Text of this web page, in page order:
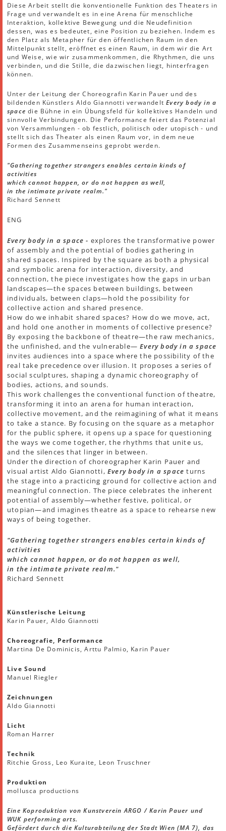
Diese Arbeit stellt die konventionelle Funktion des Theaters in
Frage und verwandelt es in eine Arena für menschliche
Interaktion, kollektive Bewegung und die Neudefinition
dessen, was es bedeutet, eine Position zu beziehen. Indem es
den Platz als Metapher für den öffentlichen Raum in den
Mittelpunkt stellt, eröffnet es einen Raum, in dem wir die Art
und Weise, wie wir zusammenkommen, die Rhythmen, die uns
verbinden, und die Stille, die dazwischen liegt, hinterfragen
können.
Unter der Leitung der Choreografin Karin Pauer und des
bildenden Künstlers Aldo Giannotti verwandeltEvery body in a
space die Bühne in ein Übungsfeld für kollektives Handeln und
sinnvolle Verbindungen. Die Performance feiert das Potenzial
von Versammlungen - ob festlich, politisch oder utopisch - und
stellt sich das Theater als einen Raum vor, in dem neue
Formen des Zusammenseins geprobt werden.
"Gathering together strangers enables certain kinds of
activities
which cannot happen, or do not happen as well,
in the intimate private realm."
Richard Sennett
ENG
Every body in a space - explores the transformative power
of assembly and the potential of bodies gathering in
shared spaces. Inspired by the square as both a physical
and symbolic arena for interaction, diversity, and
connection, the piece investigates how the gaps in urban
landscapes—the spaces between buildings, between
individuals, between claps—hold the possibility for
collective action and shared presence.
How do we inhabit shared spaces? How do we move, act,
and hold one another in moments of collective presence?
By exposing the backbone of theatre—the raw mechanics,
the unfinished, and the vulnerable—Every body in a space
invites audiences into a space where the possibility of the
real take precedence over illusion. It proposes a series of
social sculptures, shaping a dynamic choreography of
bodies, actions, and sounds.
This work challenges the conventional function of theatre,
transforming it into an arena for human interaction,
collective movement, and the reimagining of what it means
to take a stance. By focusing on the square as a metaphor
for the public sphere, it opens up a space for questioning
the ways we come together, the rhythms that unite us,
and the silences that linger in between.
Under the direction of choreographer Karin Pauer and
visual artist Aldo Giannotti, Every body in a space turns
the stage into a practicing ground for collective action and
meaningful connection. The piece celebrates the inherent
potential of assembly—whether festive, political, or
utopian—and imagines theatre as a space to rehearse new
ways of being together.
"Gathering together strangers enables certain kinds of
activities
which cannot happen, or do not happen as well,
in the intimate private realm."
Richard Sennett
Künstlerische Leitung
Karin Pauer, Aldo Giannotti
Choreografie, Performance
Martina De Dominicis, Arttu Palmio, Karin Pauer
Live Sound
Manuel Riegler
Zeichnungen
Aldo Giannotti
Licht
Roman Harrer
Technik
Ritchie Gross, Leo Kuraite, Leon Truschner
Produktion
mollusca productions
Eine Koproduktion von Kunstverein ARGO / Karin Pauer und
WUK performing arts.
Gefördert durch die Kulturabteilung der Stadt Wien (MA 7), das